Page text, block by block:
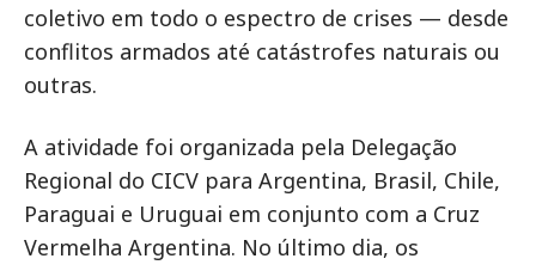
coletivo em todo o espectro de crises — desde
conflitos armados até catástrofes naturais ou
outras.
A atividade foi organizada pela Delegação
Regional do CICV para Argentina, Brasil, Chile,
Paraguai e Uruguai em conjunto com a Cruz
Vermelha Argentina. No último dia, os